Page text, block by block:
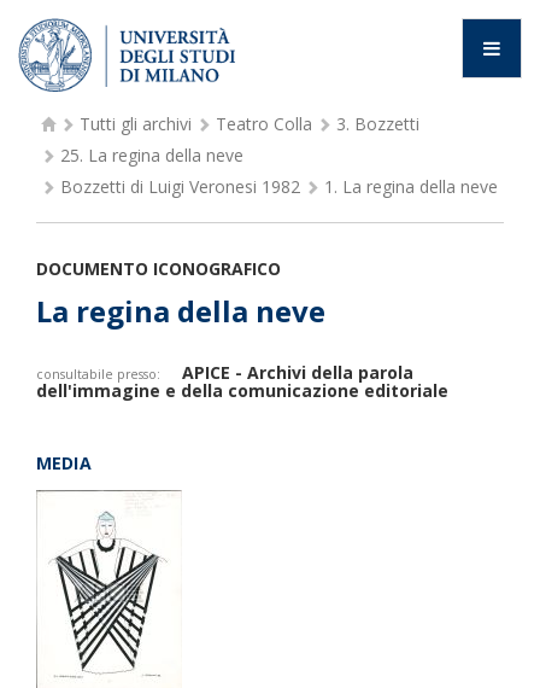
Tutti gli archivi Teatro Colla 3. Bozzetti
25. La regina della neve
Bozzetti di Luigi Veronesi 1982
1. La regina della neve
DOCUMENTO ICONOGRAFICO
La regina della neve
consultabile presso: APICE - Archivi della parola
dell'immagine e della comunicazione editoriale
MEDIA